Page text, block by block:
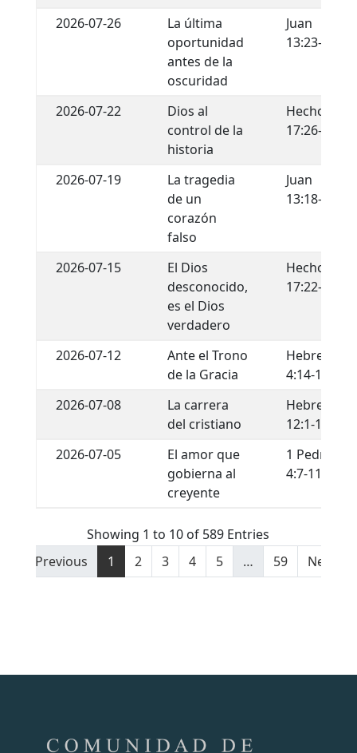
2026-07-26
La última
oportunidad
antes de la
oscuridad
Juan
13:23-30
2026-07-22
Dios al
control de la
historia
Hechos
17:26-29
2026-07-19
La tragedia
de un
corazón
falso
Juan
13:18-22
2026-07-15
El Dios
desconocido,
es el Dios
verdadero
Hechos
17:22-34
2026-07-12
Ante el Trono
de la Gracia
Hebreos
4:14-16
2026-07-08
La carrera
del cristiano
Hebreos
12:1-13
2026-07-05
El amor que
gobierna al
creyente
1 Pedro
4:7-11
Showing 1 to 10 of 589 Entries
Previous
1 2 3 4 5 … 59 Next